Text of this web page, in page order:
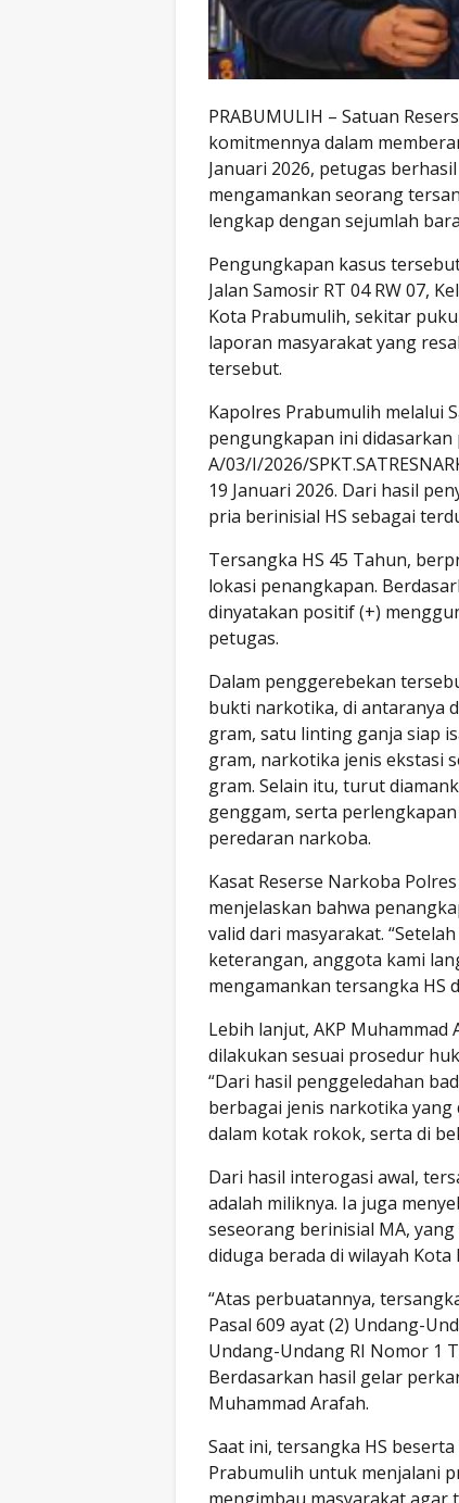
PRABUMULIH – Satuan
komitmennya dalam
Januari 2026, petugas
mengamankan seorang
lengkap dengan sejumlah
Pengungkapan kasus
Jalan Samosir RT 04 RW 07,
Kota Prabumulih, sekitar
laporan masyarakat yang
tersebut.
Kapolres Prabumulih melalui
pengungkapan ini didasarkan
A/03/I/2026/
19 Januari 2026. Dari hasil
pria berinisial HS sebagai
Tersangka HS 45 Tahun,
lokasi penangkapan.
dinyatakan positif (+)
petugas.
Dalam penggerebekan
bukti narkotika, di antaranya
gram, satu linting ganja siap
gram, narkotika jenis ekstasi
gram. Selain itu, turut
genggam, serta
peredaran narkoba.
Kasat Reserse Narkoba
menjelaskan bahwa
valid dari masyarakat.
keterangan, anggota kami
mengamankan tersangka HS
Lebih lanjut, AKP
dilakukan sesuai prosedur
“Dari hasil penggeledahan
berbagai jenis narkotika
dalam kotak rokok, serta di
Dari hasil interogasi awal,
adalah miliknya. Ia juga
seseorang berinisial MA,
diduga berada di wilayah Kota
“Atas perbuatannya,
Pasal 609 ayat (2) Undang-
Undang-Undang RI Nomor 1
Berdasarkan hasil gelar
Muhammad Arafah.
Saat ini, tersangka HS
Prabumulih untuk menjalani